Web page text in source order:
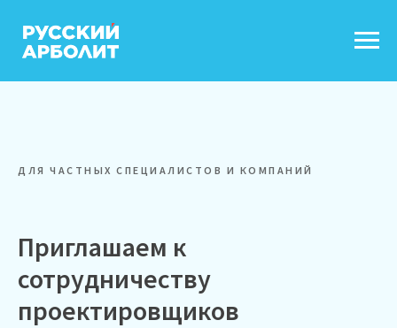
ДЛЯ ЧАСТНЫХ СПЕЦИАЛИСТОВ И КОМПАНИЙ
Приглашаем к
сотрудничеству
проектировщиков